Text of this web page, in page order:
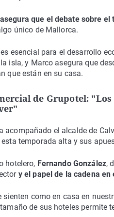
que el debate sobre
único de Mallorca.
esencial para el desarrollo
isla, y Marco asegura que
que están en su casa.
de Grupotel: "Los
acompañado el alcalde de
temporada alta y sus
hotelero, Fernando González,
y el papel de la cadena
sienten como en casa en
de sus hoteles permite